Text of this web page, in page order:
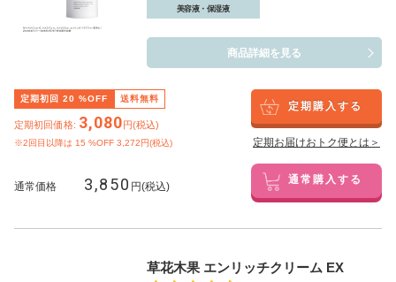
美容液・保湿液
商品詳細を見る
定期初回 20 %OFF 送料無料
定期初回価格: 3,080円(税込)
※2回目以降は 15 %OFF 3,272円(税込)
定期購入する
定期お届けおトク便とは＞
通常価格 3,850 円(税込) 通常購入する
草花木果 エンリッチクリーム EX